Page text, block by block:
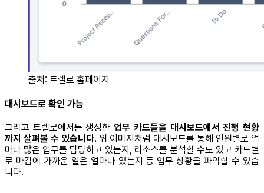
출처: 트렐로 홈페이지
대시보드로 확인 가능
그리고 트렐로에서는 생성한 업무 카드들을 대시보드에서 진행 현황
까지 살펴볼 수 있습니다. 위 이미지처럼 대시보드를 통해 인원별로 얼
마나 많은 업무를 담당하고 있는지, 리소스를 분석할 수도 있고 카드별
로 마감에 가까운 일은 얼마나 있는지 등 업무 상황을 파악할 수 있습
니다.